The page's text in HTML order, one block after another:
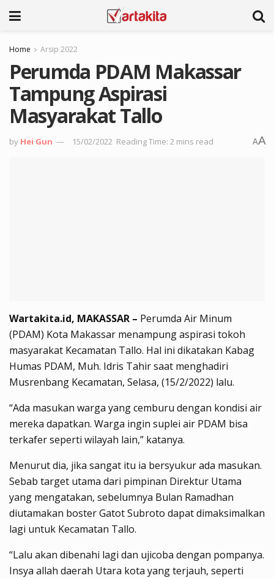
Home Arsip 2022
Perumda PDAM Makassar
Tampung Aspirasi
Masyarakat Tallo
by Hei Gun 15/02/2022 Reading Time: 2 mins read AA
Wartakita.id, MAKASSAR – Perumda Air Minum
(PDAM) Kota Makassar menampung aspirasi tokoh
masyarakat Kecamatan Tallo. Hal ini dikatakan Kabag
Humas PDAM, Muh. Idris Tahir saat menghadiri
Musrenbang Kecamatan, Selasa, (15/2/2022) lalu.
“Ada masukan warga yang cemburu dengan kondisi air
mereka dapatkan. Warga ingin suplei air PDAM bisa
terkafer seperti wilayah lain,” katanya.
Menurut dia, jika sangat itu ia bersyukur ada masukan.
Sebab target utama dari pimpinan Direktur Utama
yang mengatakan, sebelumnya Bulan Ramadhan
diutamakan boster Gatot Subroto dapat dimaksimalkan
lagi untuk Kecamatan Tallo.
“Lalu akan dibenahi lagi dan ujicoba dengan pompanya.
Insya allah daerah Utara kota yang terjauh, seperti